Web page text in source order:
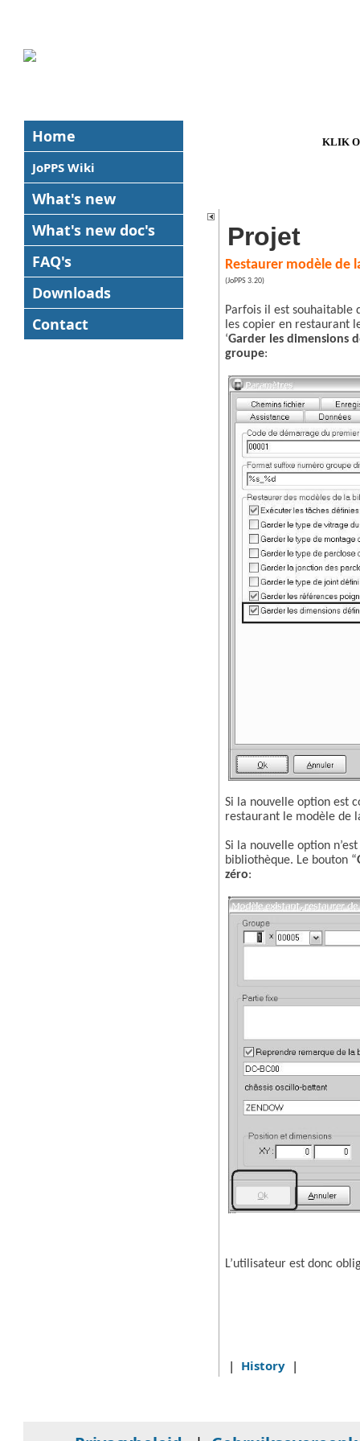
Home
JoPPS Wiki
What's new
What's new doc's
FAQ's
Downloads
Contact
KLIK
Projet
Restaurer modèle de
(JoPPS 3.20)
Parfois il est souhaitable
les copier en restaurant
‘Garder les dimensions
groupe:
Si la nouvelle option est
restaurant le modèle de
Si la nouvelle option
bibliothèque. Le bouton “
zéro:
L’utilisateur est donc
| History |